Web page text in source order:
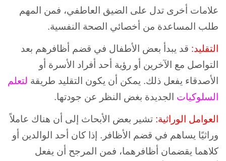
علامات أخرى تدل على الضيق العاطفي، فمن المهم
طلب المساعدة من أخصائي الصحة النفسية.
التقليد: قد يبدأ بعض الأطفال في قضم أظافرهم بعد
التواصل مع الآخرين أو رؤية أحد أفراد الأسرة أو
الأصدقاء يفعل ذلك. يمكن أن يكون التقليد طريقة لتعلم
السلوكيات الجديدة بغض النظر عن جودتها.
العوامل الوراثية: تشير بعض الأبحاث إلى أن هناك عاملاً
وراثيًا يساهم في قضم الأظافر. إذا كان أحد الوالدين أو
كلاهما يقضمان أظافرهما، فمن المرجح أن يفعل